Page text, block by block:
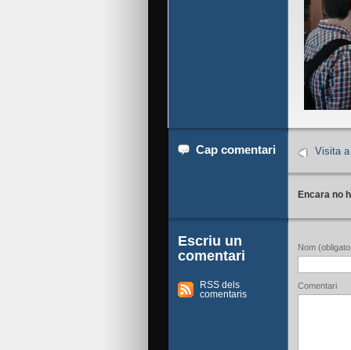
Cap comentari Visita
Encara no
Escriu un
comentari
RSS dels
comentaris
Nom
Comentari